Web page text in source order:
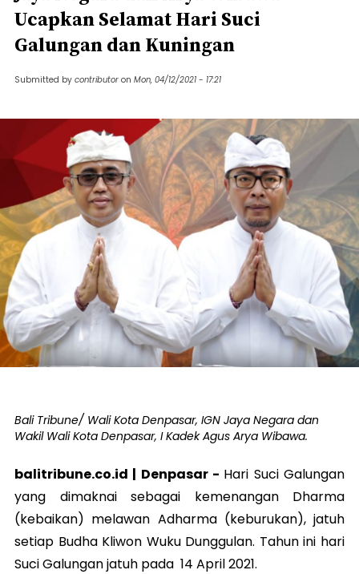
Ucapkan Selamat Hari Suci
Galungan dan Kuningan
Submitted by contributor on Mon, 04/12/2021 - 17:21
Bali Tribune/ Wali Kota Denpasar, IGN Jaya Negara dan
Wakil Wali Kota Denpasar, I Kadek Agus Arya Wibawa.
balitribune.co.id | Denpasar- Hari Suci Galungan
yang dimaknai sebagai kemenangan Dharma
(kebaikan) melawan Adharma (keburukan), jatuh
setiap Budha Kliwon Wuku Dunggulan. Tahun ini hari
Suci Galungan jatuh pada 14 April 2021.